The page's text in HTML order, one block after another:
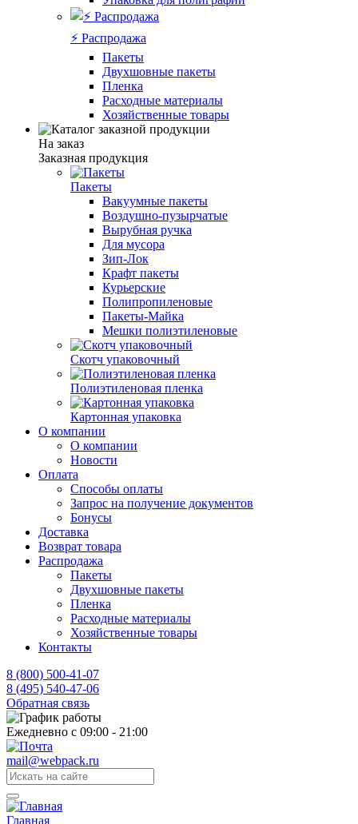
⚡️ Распродажа
Пакеты
Двухшовные пакеты
Пленка
Расходные материалы
Хозяйственные товары
На заказ
Заказная продукция
Пакеты
Вакуумные пакеты
Воздушно-пузырчатые
Вырубная ручка
Для мусора
Зип-Лок
Крафт пакеты
Курьерские
Полипропиленовые
Пакеты-Майка
Мешки полиэтиленовые
Скотч упаковочный
Полиэтиленовая пленка
Картонная упаковка
О компании
О компании
Новости
Оплата
Способы оплаты
Запрос на получение документов
Бонусы
Доставка
Возврат товара
Распродажа
Пакеты
Двухшовные пакеты
Пленка
Расходные материалы
Хозяйственные товары
Контакты
8 (800) 500-41-07
8 (495) 540-47-06
Обратная связь
Ежедневно с 09:00 - 21:00
mail@webpack.ru
Главная